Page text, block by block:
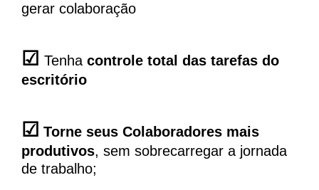
gerar colaboração
☑ Tenha controle total das tarefas do
escritório
☑ Torne seus Colaboradores mais
produtivos, sem sobrecarregar a jornada
de trabalho;